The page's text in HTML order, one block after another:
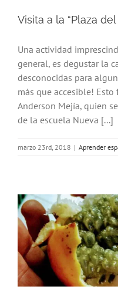
Visita a la “Plaza
Una actividad
general, es degustar la
desconocidas para
más que accesible!
Anderson Mejía, quien
de la escuela Nueva [...]
marzo 23rd, 2018 | Aprender